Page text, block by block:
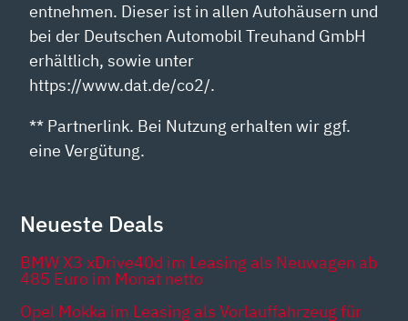
entnehmen. Dieser ist in allen Autohäusern und
bei der Deutschen Automobil Treuhand GmbH
erhältlich, sowie unter
https://www.dat.de/co2/.
** Partnerlink. Bei Nutzung erhalten wir ggf.
eine Vergütung.
Neueste Deals
BMW X3 xDrive40d im Leasing als Neuwagen ab
485 Euro im Monat netto
Opel Mokka im Leasing als Vorlauffahrzeug für